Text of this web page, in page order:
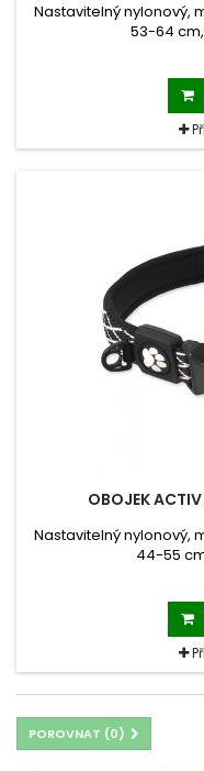
Nastavitelný nylonový,
53-64
OBOJEK
Nastavitelný nylonový,
44-55
POROVNAT (0)